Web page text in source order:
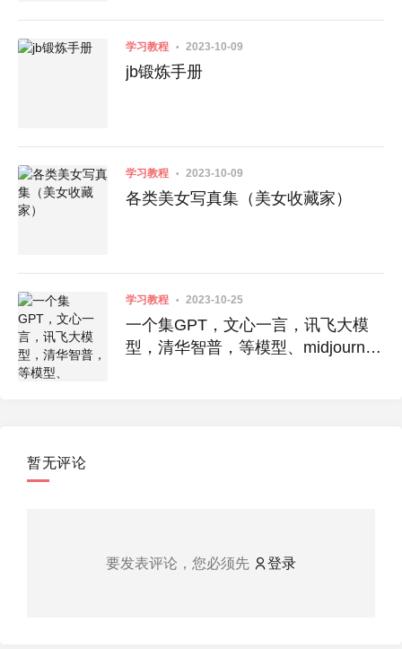
学习教程 2023-10-09
jb锻炼手册
学习教程 2023-10-09
各类美女写真集（美女收藏家）
学习教程 2023-10-25
一个集GPT，文心一言，讯飞大模
型，清华智普，等模型、midjourney
暂无评论
要发表评论，您必须先 登录